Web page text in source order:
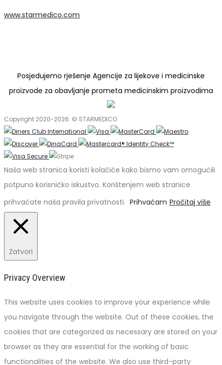
www.starmedico.com
Posjedujemo rješenje Agencije za lijekove i medicinske
proizvode za obavljanje prometa medicinskim proizvodima
Copyright 2020-2026. © STARMEDICO
Naša web stranica koristi kolačiće kako bismo vam omogućili
potpuno korisničko iskustvo. Korištenjem web stranice
prihvaćate naša pravila privatnosti. Prihvaćam Pročitaj više
Zatvori
Privacy Overview
This website uses cookies to improve your experience while
you navigate through the website. Out of these cookies, the
cookies that are categorized as necessary are stored on your
browser as they are essential for the working of basic
functionalities of the website. We also use third-party